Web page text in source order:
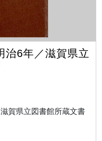
治6年／滋賀県立
賀県立図書館所蔵文書